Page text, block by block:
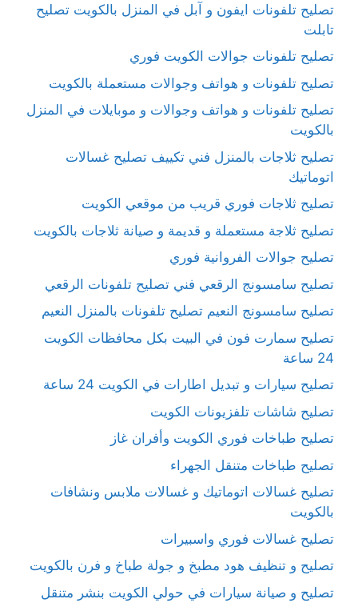
تصليح تلفونات ايفون و آبل في المنزل بالكويت تصليح
تابلت
تصليح تلفونات جوالات الكويت فوري
تصليح تلفونات و هواتف وجوالات مستعملة بالكويت
تصليح تلفونات و هواتف وجوالات و موبايلات في المنزل
بالكويت
تصليح ثلاجات بالمنزل فني تكييف تصليح غسالات
اتوماتيك
تصليح ثلاجات فوري قريب من موقعي الكويت
تصليح ثلاجة مستعملة و قديمة و صيانة ثلاجات بالكويت
تصليح جوالات الفروانية فوري
تصليح سامسونج الرقعي فني تصليح تلفونات الرقعي
تصليح سامسونج النعيم تصليح تلفونات بالمنزل النعيم
تصليح سمارت فون في البيت بكل محافظات الكويت
24 ساعة
تصليح سيارات و تبديل اطارات في الكويت 24 ساعة
تصليح شاشات تلفزيونات الكويت
تصليح طباخات فوري الكويت وأفران غاز
تصليح طباخات متنقل الجهراء
تصليح غسالات اتوماتيك و غسالات ملابس ونشافات
بالكويت
تصليح غسالات فوري واسبيرات
تصليح و تنظيف هود مطبخ و جولة طباخ و فرن بالكويت
تصليح و صيانة سيارات في حولي الكويت بنشر متنقل